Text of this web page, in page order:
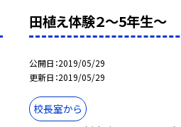
田植え体験２〜5年生〜
公開日 2019/05/29
更新日 2019/05/29
校長室から